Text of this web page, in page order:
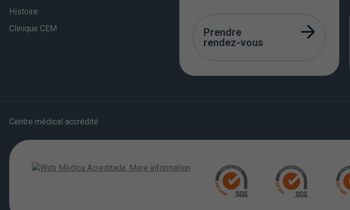
Histoire
Clinique CEM
Prendre
rendez-vous
Centre médical accrédité